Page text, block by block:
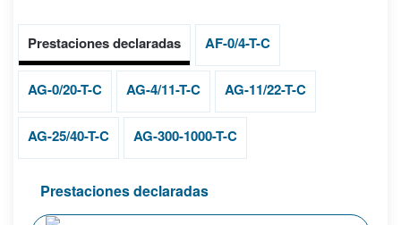
Prestaciones declaradas AF-0/4-T-C
AG-0/20-T-C AG-4/11-T-C AG-11/22-T-C
AG-25/40-T-C AG-300-1000-T-C
Prestaciones declaradas